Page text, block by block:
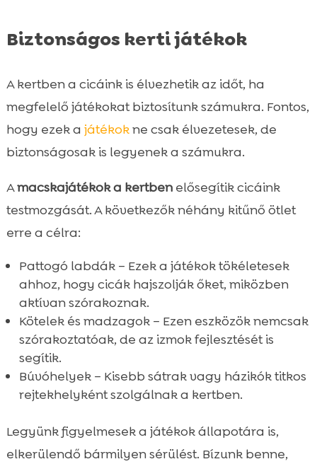
Biztonságos kerti játékok
A kertben a cicáink is élvezhetik az időt, ha
megfelelő játékokat biztosítunk számukra. Fontos,
hogy ezek a játékokne csak élvezetesek, de
biztonságosak is legyenek a számukra.
Amacskajátékok a kertbenelősegítik cicáink
testmozgását. A következők néhány kitűnő ötlet
erre a célra:
Pattogó labdák – Ezek a játékok tökéletesek
ahhoz, hogy cicák hajszolják őket, miközben
aktívan szórakoznak.
Kötelek és madzagok – Ezen eszközök nemcsak
szórakoztatóak, de az izmok fejlesztését is
segítik.
Búvóhelyek – Kisebb sátrak vagy házikók titkos
rejtekhelyként szolgálnak a kertben.
Legyünk figyelmesek a játékok állapotára is,
elkerülendő bármilyen sérülést. Bízunk benne,